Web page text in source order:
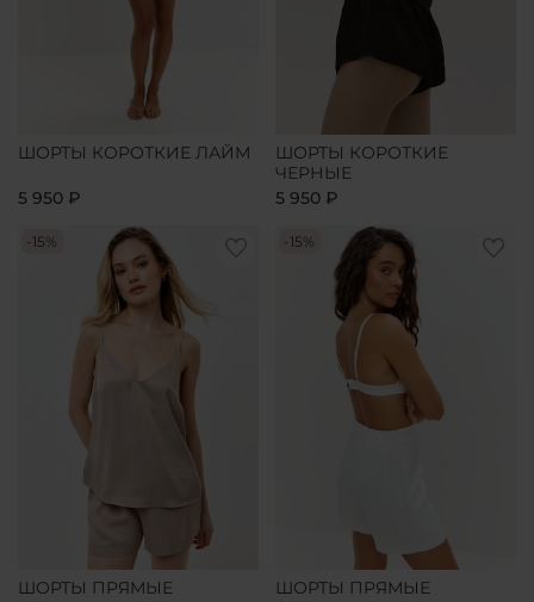
ШОРТЫ КОРОТКИЕ ЛАЙМ
5 950 ₽
ШОРТЫ КОРОТКИЕ
ЧЕРНЫЕ
5 950 ₽
-15%
ШОРТЫ ПРЯМЫЕ
-15%
ШОРТЫ ПРЯМЫЕ